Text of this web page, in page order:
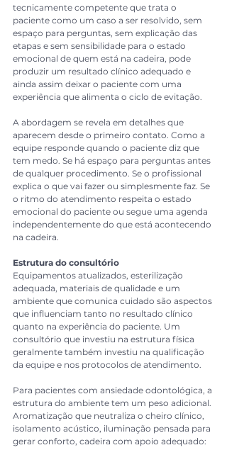
tecnicamente competente que trata o
paciente como um caso a ser resolvido, sem
espaço para perguntas, sem explicação das
etapas e sem sensibilidade para o estado
emocional de quem está na cadeira, pode
produzir um resultado clínico adequado e
ainda assim deixar o paciente com uma
experiência que alimenta o ciclo de evitação.
A abordagem se revela em detalhes que
aparecem desde o primeiro contato. Como a
equipe responde quando o paciente diz que
tem medo. Se há espaço para perguntas antes
de qualquer procedimento. Se o profissional
explica o que vai fazer ou simplesmente faz. Se
o ritmo do atendimento respeita o estado
emocional do paciente ou segue uma agenda
independentemente do que está acontecendo
na cadeira.
Estrutura do consultório
Equipamentos atualizados, esterilização
adequada, materiais de qualidade e um
ambiente que comunica cuidado são aspectos
que influenciam tanto no resultado clínico
quanto na experiência do paciente. Um
consultório que investiu na estrutura física
geralmente também investiu na qualificação
da equipe e nos protocolos de atendimento.
Para pacientes com ansiedade odontológica, a
estrutura do ambiente tem um peso adicional.
Aromatização que neutraliza o cheiro clínico,
isolamento acústico, iluminação pensada para
gerar conforto, cadeira com apoio adequado: